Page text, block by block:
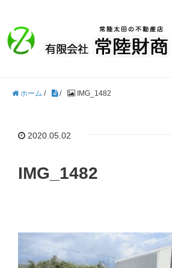
ホーム / / IMG_1482
2020.05.02
IMG_1482